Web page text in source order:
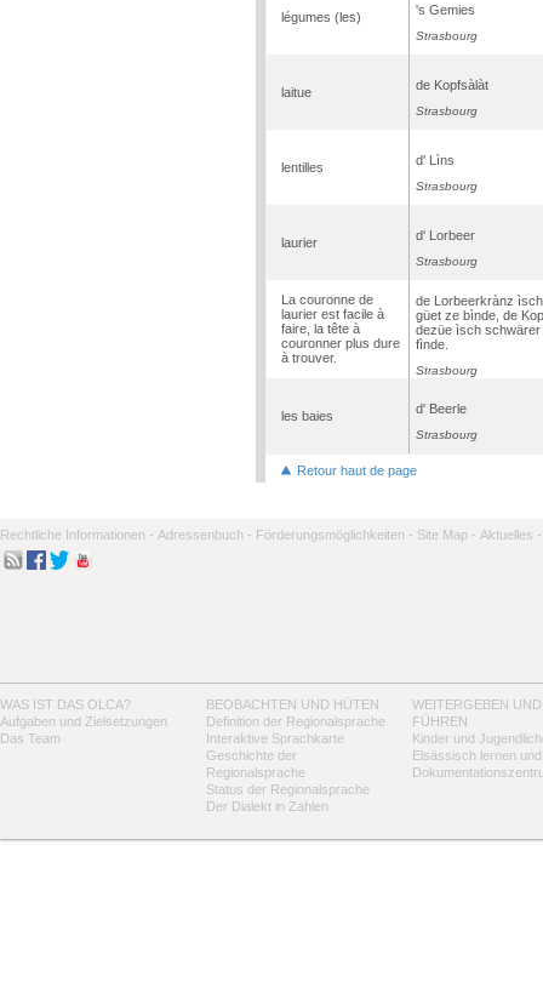
légumes (les) 's Gemies
Strasbourg
laitue de Kopfsàlàt
Strasbourg
lentilles d' Lìns
Strasbourg
laurier d' Lorbeer
Strasbourg
La couronne de
laurier est facile à
faire, la tête à
couronner plus dure
à trouver.
de Lorbeerkrànz ìsch
güet ze bìnde, de
dezüe ìsch schwärer
fìnde.
Strasbourg
les baies d' Beerle
Strasbourg
Retour haut de page
Rechtliche Informationen - Adressenbuch - Förderungsmöglichkeiten - Site Map - Aktuelles -
WAS IST DAS OLCA?
Aufgaben und Zielsetzungen
Das Team
BEOBACHTEN UND HÜTEN
Definition der Regionalsprache
Interaktive Sprachkarte
Geschichte der
Regionalsprache
Status der Regionalsprache
Der Dialekt in Zahlen
WEITERGEBEN UND
FÜHREN
Kinder und
Elsässisch lernen